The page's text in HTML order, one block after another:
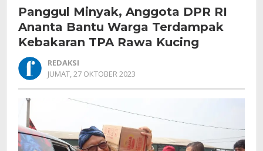
DPR
RI
Ananta
Bantu
Terdampak
Kebakaran
Rawa
Kucing
Panggul Minyak, Anggota DPR RI
Ananta Bantu Warga Terdampak
Kebakaran TPA Rawa Kucing
REDAKSI
JUMAT, 27 OKTOBER 2023